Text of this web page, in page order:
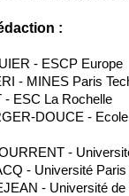
:
- ESCP Europe
- MINES Paris
- ESC La Rochelle
DOUCE -
-
- Université Paris
- Université